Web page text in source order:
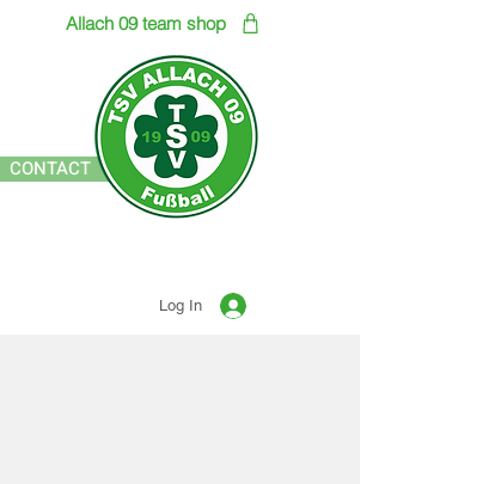
Allach 09 team shop
CONTACT
Log In